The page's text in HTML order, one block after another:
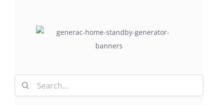
Search
for: